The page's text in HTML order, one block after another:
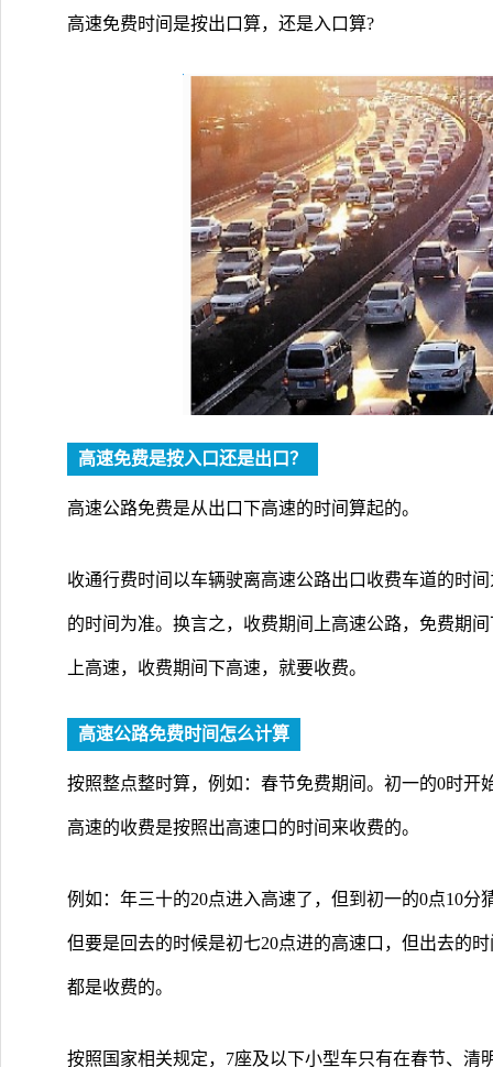
高速免费时间是按出口算，还是入口算?
高速免费是按入口还是出口？
高速公路免费是从出口下高速的时间算起的。
收通行费时间以车辆驶离高速公路出口收费车道的时
的时间为准。换言之，收费期间上高速公路，免费期
上高速，收费期间下高速，就要收费。
高速公路免费时间怎么计算
按照整点整时算，例如：春节免费期间。初一的0时开
高速的收费是按照出高速口的时间来收费的。
例如：年三十的20点进入高速了，但到初一的0点10
但要是回去的时候是初七20点进的高速口，但出去的
都是收费的。
按照国家相关规定，7座及以下小型车只有在春节、清